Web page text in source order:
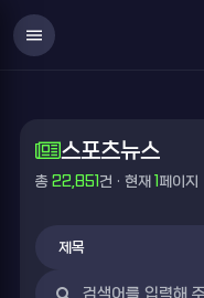
menu
스포츠뉴스
총 22,851건 · 현재 1 페이지